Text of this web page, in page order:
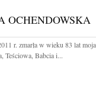
OCHENDOWSKA
r. zmarła w wieku 83 lat moja
Teściowa, Babcia i...